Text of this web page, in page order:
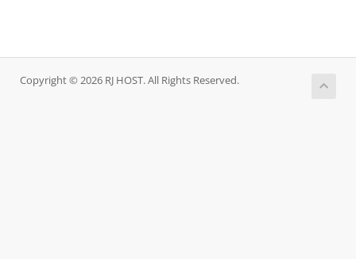
Copyright © 2026 RJ HOST. All Rights Reserved.